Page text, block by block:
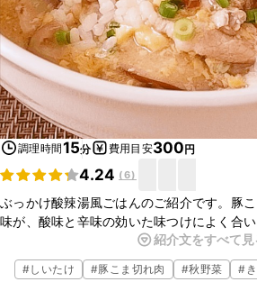
調理時間15分 費用目安300円
4.24 (6)
ぶっかけ酸辣湯風ごはんのご紹介です。豚
味が、酸味と辛味の効いた味つけによく合
のこを入れるとアレンジが広がりますので
紹介文をすべて見
#しいたけ #豚こま切れ肉 #秋野菜 #